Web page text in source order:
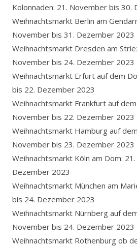
Kolonnaden: 21. November bis 30.
Weihnachtsmarkt Berlin am
November bis 31. Dezember 2023
Weihnachtsmarkt Dresden am
November bis 24. Dezember 2023
Weihnachtsmarkt Erfurt auf dem
bis 22. Dezember 2023
Weihnachtsmarkt Frankfurt auf
November bis 22. Dezember 2023
Weihnachtsmarkt Hamburg auf
November bis 23. Dezember 2023
Weihnachtsmarkt Köln am Dom:
Dezember 2023
Weihnachtsmarkt München am
bis 24. Dezember 2023
Weihnachtsmarkt Nürnberg auf
November bis 24. Dezember 2023
Weihnachtsmarkt Rothenburg ob